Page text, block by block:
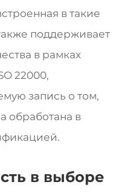
в такие
поддерживает
в рамках
22000,
запись о том,
обработана в
в выборе